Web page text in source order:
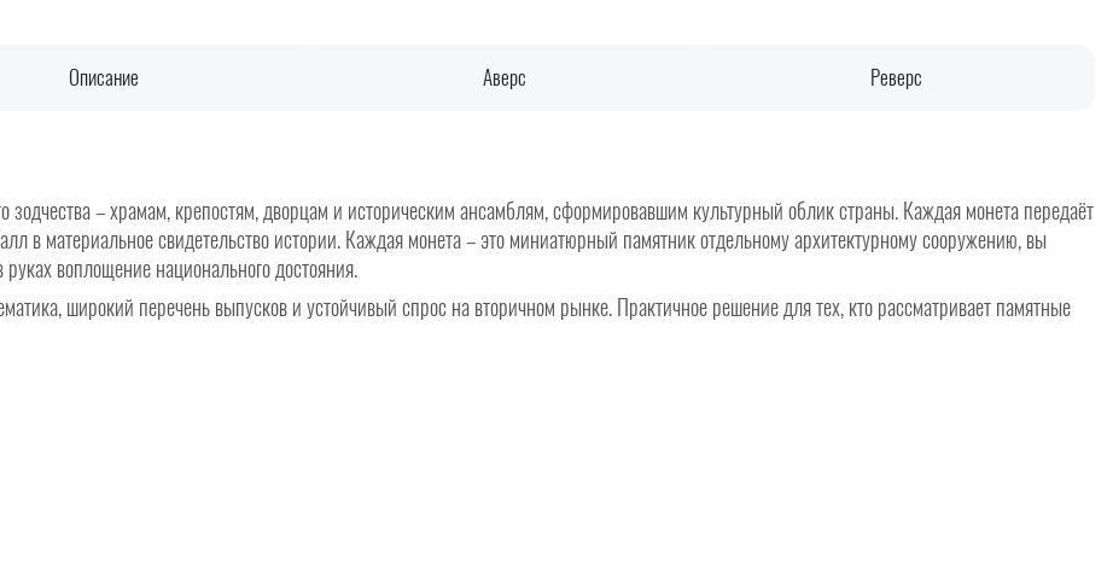
Описание Аверс Реверс
– храмам, крепостям, дворцам и историческим ансамблям, сформировавшим культурный облик страны. Каждая монета передаёт
в материальное свидетельство истории. Каждая монета – это миниатюрный памятник отдельному архитектурному сооружению, вы
воплощение национального достояния.
широкий перечень выпусков и устойчивый спрос на вторичном рынке. Практичное решение для тех, кто рассматривает памятные